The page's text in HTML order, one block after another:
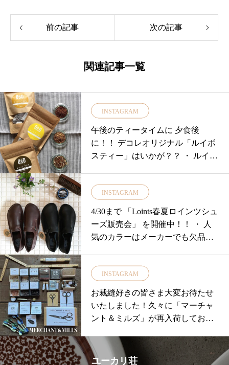
前の記事 次の記事
関連記事一覧
INSTAGRAM
午後のティータイムに 夕食後
に！！ デコレオリジナル「ルイボ
スティー」はいかが？？ ・ ルイボ
INSTAGRAM
4/30まで 「Loints春夏ロインツシュ
ーズ販売会」 を開催中！！ ・ 人
気のカラーはメーカーでも欠品が
INSTAGRAM
お裁縫好きの皆さま大変お待たせ
いたしました！久々に「マーチャ
ント＆ミルズ」が再入荷しており
ト•サセックス州にある中世の風情
が残る小さな田舎町 "Rye(ライ)"
ユーカリ荘